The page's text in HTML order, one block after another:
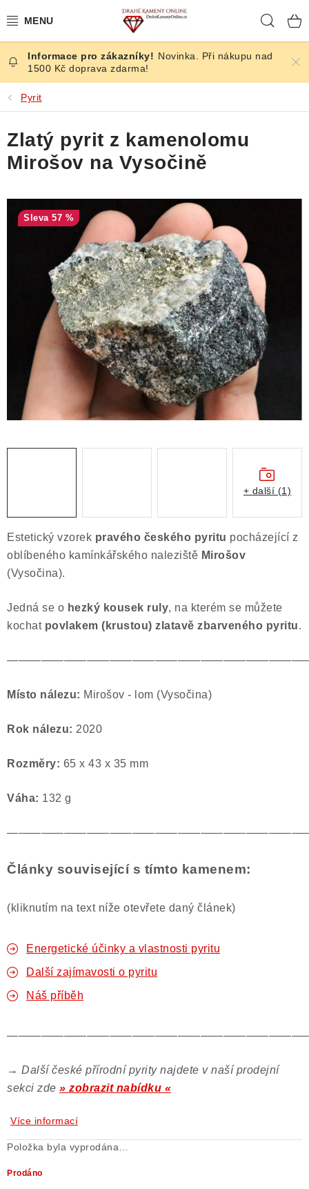
na
ČESKÉ KAMENY
ŠPERKY
KAMENY ZE SVĚTA
BROUŠENÉ
SLEVY
KRYSTALY
ČLÁNKY
NALEZIŠTĚ
NÁŠ PŘÍBĚH
VIDEOGALERIE
Ochrana osobních údajů
Výkup minerálů a drahých kamenů
Formulář pro odstoupení od smlouvy
Novinka. Při nákupu nad
1500 Kč doprava zdarma!
Pyrit
Estetický vzorek pravého českého pyritu pocházející z
oblíbeného kamínkářského naleziště Mirošov
(Vysočina).
Jedná se o hezký kousek ruly, na kterém se můžete
kochat povlakem (krustou) zlatavě zbarveného pyritu.
Místo nálezu: Mirošov - lom (Vysočina)
Rok nálezu: 2020
Rozměry: 65 x 43 x 35 mm
Váha: 132 g
Články související s tímto kamenem:
(kliknutím na text níže otevřete daný článek)
Energetické účinky a vlastnosti pyritu
Další zajímavosti o pyritu
Náš příběh
→ Další české přírodní pyrity najdete v naší prodejní
sekci zde » zobrazit nabídku «
Více informací
Položka byla vyprodána…
Prodáno
Zlatý pyrit z kamenolomu
Mirošov na Vysočině
57 %
+ další (1)